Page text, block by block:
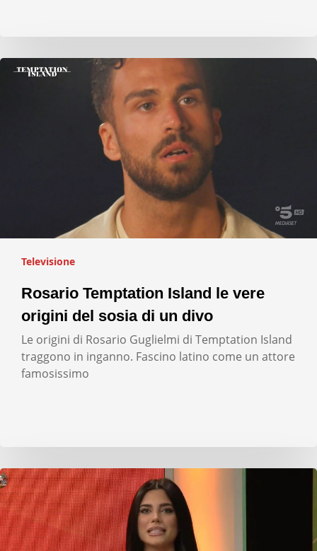
Televisione
Rosario Temptation Island le vere
origini del sosia di un divo
Le origini di Rosario Guglielmi di Temptation Island
traggono in inganno. Fascino latino come un attore
famosissimo